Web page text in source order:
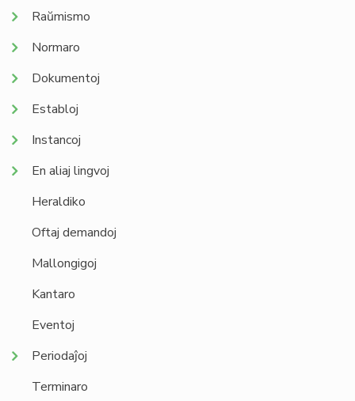
Raŭmismo
Normaro
Dokumentoj
Establoj
Instancoj
En aliaj lingvoj
Heraldiko
Oftaj demandoj
Mallongigoj
Kantaro
Eventoj
Periodaĵoj
Terminaro